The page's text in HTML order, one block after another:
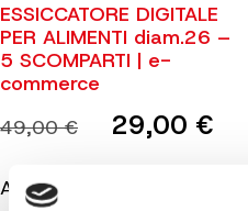
ESSICCATORE DIGITALE
PER ALIMENTI diam.26 –
5 SCOMPARTI | e-
commerce
49,00€
Il
prezzo
29,00 €
Aggiungi al carrello